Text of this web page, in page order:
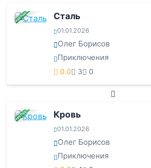
ЗАВЕРШЕНА Сталь
01.01.2026
Олег Борисов
Приключения
0.0 3 0
ЗАВЕРШЕНА Кровь
01.01.2026
Олег Борисов
Приключения